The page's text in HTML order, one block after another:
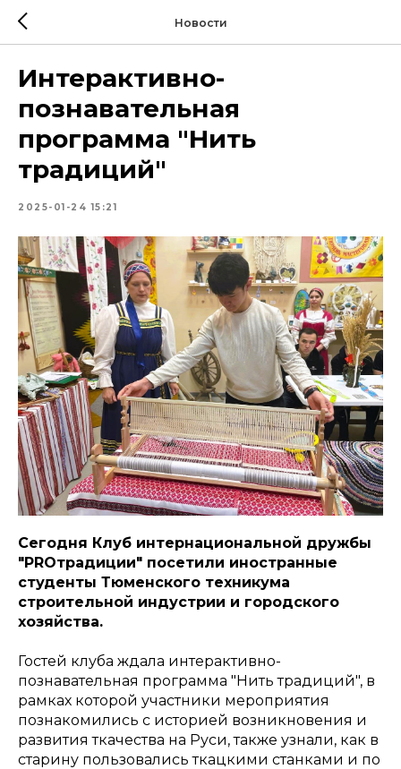
Новости
Интерактивно-
познавательная
программа "Нить
традиций"
2025-01-24 15:21
Сегодня Клуб интернациональной дружбы
"PROтрадиции" посетили иностранные
студенты Тюменского техникума
строительной индустрии и городского
хозяйства.
Гостей клуба ждала интерактивно-
познавательная программа "Нить традиций", в
рамках которой участники мероприятия
познакомились с историей возникновения и
развития ткачества на Руси, также узнали, как в
старину пользовались ткацкими станками и по